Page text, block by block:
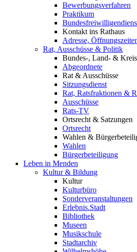
Bewerbungsverfahren
Praktikum
Kontakt ins Rathaus
Adresse,
Rat, Ausschüsse & Politik
Bundes-, Land- &
Abgeordnete
Rat & Ausschüsse
Sitzungsdienst
Rat, Ratsfraktionen &
Ausschüsse
Rats-TV
Ortsrecht & Satzungen
Ortsrecht
Wahlen &
Wahlen
Bürgerbeteiligung
Leben in Menden
Kultur & Bildung
Kultur
Kulturbüro
Sonderveranstaltungen
Erlebnis.Stadt
Bibliothek
Museen
Musikschule
Stadtarchiv